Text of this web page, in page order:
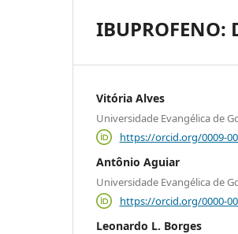
IBUPROFENO:
Vitória Alves
Universidade Evangélica de
https://orcid.org/0009-
Antônio Aguiar
Universidade Evangélica de
https://orcid.org/0000-
Leonardo L. Borges